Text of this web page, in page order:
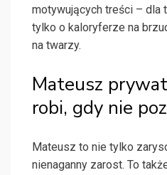
motywujących treści – dla
tylko o kaloryferze na
na twarzy.
Mateusz
robi, gdy nie
Mateusz to nie tylko
nienaganny zarost. To